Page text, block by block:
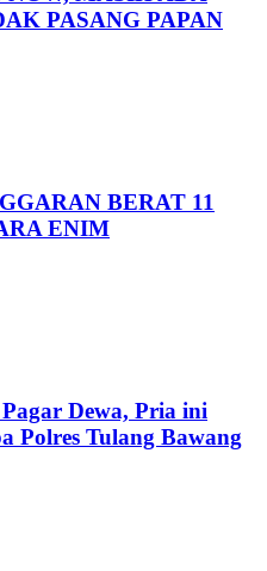
PASANG PAPAN
BERAT 11
ENIM
Dewa, Pria ini
Polres Tulang Bawang